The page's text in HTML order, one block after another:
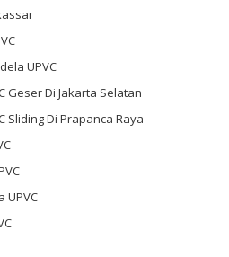
UPVC
Geser Di Jakarta Selatan
Sliding Di Prapanca Raya
UPVC